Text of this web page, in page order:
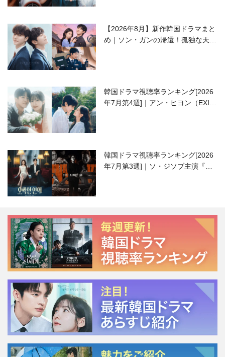
【2026年8月】新作韓国ドラマまと
め｜ソン・ガンの帰還！孤独な天才
韓国ドラマ視聴率ランキング[2026
年7月第4週]｜アン・ヒヨン（EXID
韓国ドラマ視聴率ランキング[2026
年7月第3週]｜ソ・ジソブ主演『エ